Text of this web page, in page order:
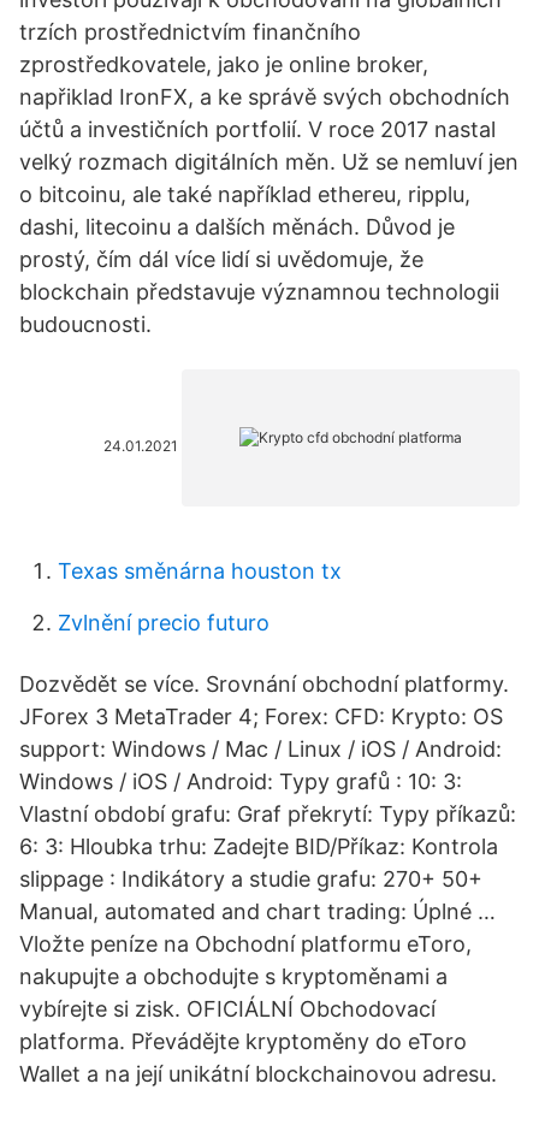
trzích prostřednictvím finančního
zprostředkovatele, jako je online broker,
napřiklad IronFX, a ke správě svých obchodních
účtů a investičních portfolií. V roce 2017 nastal
velký rozmach digitálních měn. Už se nemluví jen
o bitcoinu, ale také například ethereu, ripplu,
dashi, litecoinu a dalších měnách. Důvod je
prostý, čím dál více lidí si uvědomuje, že
blockchain představuje významnou technologii
budoucnosti.
24.01.2021
Texas směnárna houston tx
Zvlnění precio futuro
Dozvědět se více. Srovnání obchodní platformy.
JForex 3 MetaTrader 4; Forex: CFD: Krypto: OS
support: Windows / Mac / Linux / iOS / Android:
Windows / iOS / Android: Typy grafů : 10: 3:
Vlastní období grafu: Graf překrytí: Typy příkazů:
6: 3: Hloubka trhu: Zadejte BID/Příkaz: Kontrola
slippage : Indikátory a studie grafu: 270+ 50+
Manual, automated and chart trading: Úplné …
Vložte peníze na Obchodní platformu eToro,
nakupujte a obchodujte s kryptoměnami a
vybírejte si zisk. OFICIÁLNÍ Obchodovací
platforma. Převádějte kryptoměny do eToro
Wallet a na její unikátní blockchainovou adresu.